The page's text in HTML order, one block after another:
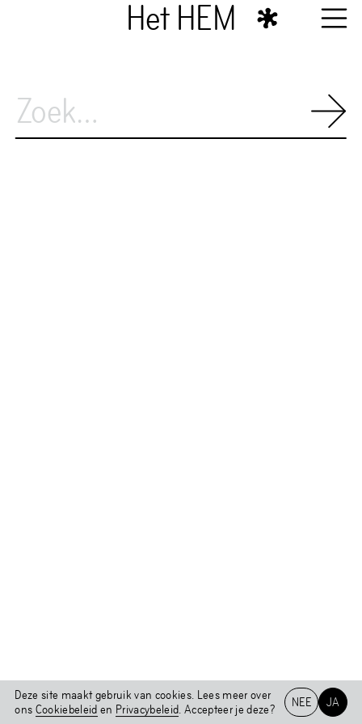
Het HEM
Deze site maakt gebruik van cookies. Lees meer over
onsCookiebeleiden Privacybeleid. Accepteer je deze? NEE JA